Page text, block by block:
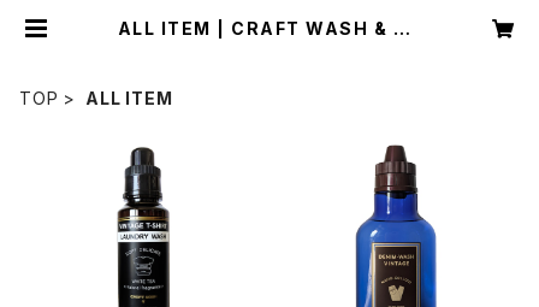
ALL ITEM | CRAFT WASH & DE
TOP ALL ITEM